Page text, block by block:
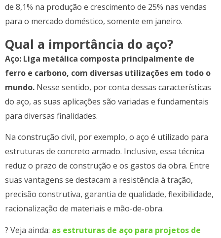
de 8,1% na produção e crescimento de 25% nas vendas
para o mercado doméstico, somente em janeiro.
Qual a importância do aço?
Aço: Liga metálica composta principalmente de
ferro e carbono, com diversas utilizações em todo o
mundo. Nesse sentido, por conta dessas características
do aço, as suas aplicações são variadas e fundamentais
para diversas finalidades.
Na construção civil, por exemplo, o aço é utilizado para
estruturas de concreto armado. Inclusive, essa técnica
reduz o prazo de construção e os gastos da obra. Entre
suas vantagens se destacam a resistência à tração,
precisão construtiva, garantia de qualidade, flexibilidade,
racionalização de materiais e mão-de-obra.
? Veja ainda: as estruturas de aço para projetos de